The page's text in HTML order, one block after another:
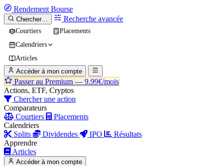
Rendement Bourse
Chercher… Recherche avancée
Courtiers
Placements
Calendriers
Articles
Accéder à mon compte
Passer au Premium — 9.99€/mois
Actions, ETF, Cryptos
Chercher une action
Comparateurs
Courtiers
Placements
Calendriers
Splits
Dividendes IPO
Résultats
Apprendre
Articles
Accéder à mon compte